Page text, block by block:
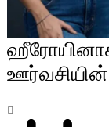
ஹீரோயினாக
ஊர்வசியின்